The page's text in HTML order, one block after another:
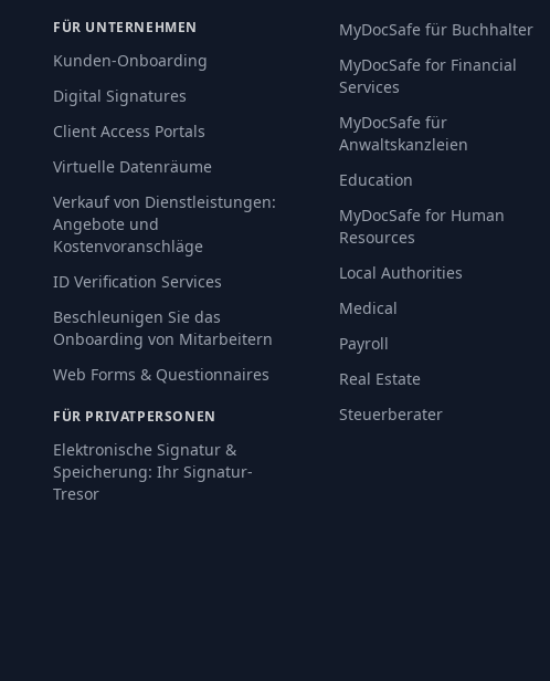
FÜR UNTERNEHMEN
Kunden-Onboarding
Digital Signatures
Client Access Portals
Virtuelle Datenräume
Verkauf von Dienstleistungen:
Angebote und
Kostenvoranschläge
ID Verification Services
Beschleunigen Sie das
Onboarding von Mitarbeitern
Web Forms & Questionnaires
FÜR PRIVATPERSONEN
Elektronische Signatur &
Speicherung: Ihr Signatur-
Tresor
MyDocSafe für Buchhalter
MyDocSafe for Financial
Services
MyDocSafe für
Anwaltskanzleien
Education
MyDocSafe for Human
Resources
Local Authorities
Medical
Payroll
Real Estate
Steuerberater